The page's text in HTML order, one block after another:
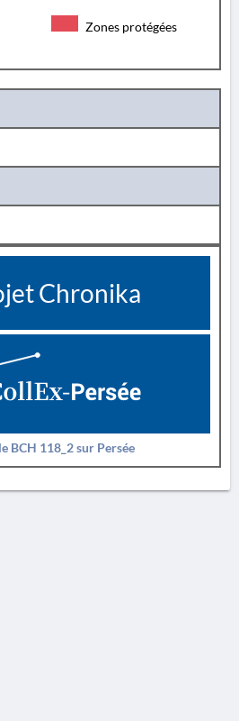
Zones protégées
Chronika
BCH 118_2 sur Persée